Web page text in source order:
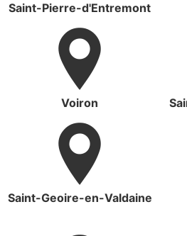
Saint-Pierre-d'Entremont
Voiron
Saint-Geoire-en-Valdaine